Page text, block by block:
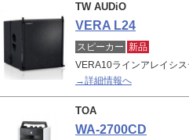
TW AUDiO
VERA L24
スピーカー 新品
VERA10ラインアレイシ
→詳細情報へ
TOA
WA-2700CD